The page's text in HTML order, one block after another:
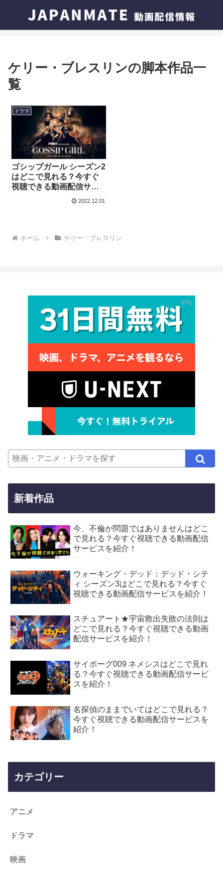
ケリー・ブレスリンの脚本作品一
覧
ドラマ
ゴシップガール シーズン2
はどこで見れる？今すぐ
視聴できる動画配信サー
2022.12.01
ホーム ケリー・ブレスリン
PR
新着作品
今、不倫が問題ではありませんはどこ
で見れる？今すぐ視聴できる動画配信
サービスを紹介！
ウォーキング・デッド：デッド・シテ
ィ シーズン3はどこで見れる？今すぐ
視聴できる動画配信サービスを紹介！
スチュアート★宇宙救出失敗の法則は
どこで見れる？今すぐ視聴できる動画
配信サービスを紹介！
サイボーグ009 ネメシスはどこで見れ
る？今すぐ視聴できる動画配信サービ
スを紹介！
名探偵のままでいてはどこで見れる？
今すぐ視聴できる動画配信サービスを
紹介！
カテゴリー
アニメ
ドラマ
映画